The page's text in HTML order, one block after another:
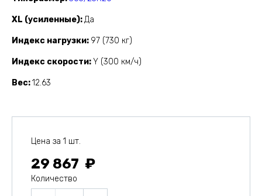
XL (усиленные) Да
Индекс нагрузки 97 (730 кг)
Индекс скорости Y (300 км/ч)
Вес 12.63
Цена за 1 шт.
29 867
Количество